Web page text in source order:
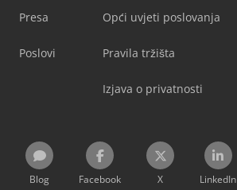
Presa
Poslovi
Opći uvjeti poslovanja
Pravila tržišta
Izjava o privatnosti
Blog Facebook X LinkedIn